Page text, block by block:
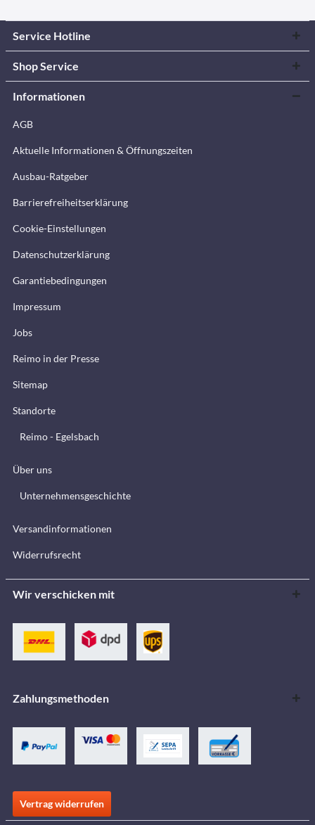
Service Hotline
Shop Service
Informationen
AGB
Aktuelle Informationen & Öffnungszeiten
Ausbau-Ratgeber
Barrierefreiheitserklärung
Cookie-Einstellungen
Datenschutzerklärung
Garantiebedingungen
Impressum
Jobs
Reimo in der Presse
Sitemap
Standorte
Reimo - Egelsbach
Über uns
Unternehmensgeschichte
Versandinformationen
Widerrufsrecht
Wir verschicken mit
Zahlungsmethoden
Vertrag widerrufen